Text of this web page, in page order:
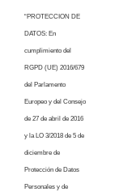
“PROTECCION DE
DATOS: En
cumplimiento del
RGPD (UE) 2016/679
del Parlamento
Europeo y del Consejo
de 27 de abril de 2016
y la LO 3/2018 de 5 de
diciembre de
Protección de Datos
Personales y de